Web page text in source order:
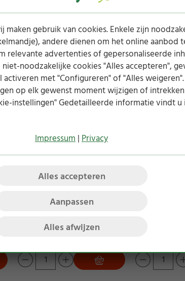
maken gebruik van cookies. Enkele zijn
andere dienen om het online aanbod
relevante advertenties of gepersonaliseerde
niet-noodzakelijke cookies "Alles accepteren",
met "Configureren" of "Alles
op elk gewenst moment wijzigen of
instellingen" Gedetailleerde informatie vindt u
Impressum|Privacy
Alles accepteren
Aanpassen
Alles afwijzen
Groenlipmossel
300 capsules
(180g / 1 kg = 138,89 €)
verzendkosten
Magnesium